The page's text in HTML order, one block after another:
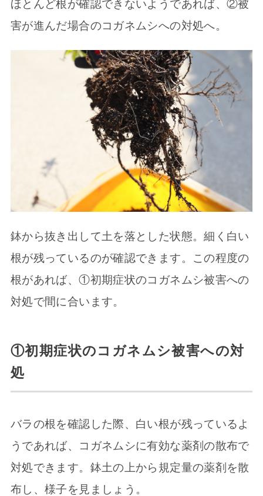
ほとんど根が確認できないようであれば、②被
害が進んだ場合のコガネムシへの対処へ。
鉢から抜き出して土を落とした状態。細く白い
根が残っているのが確認できます。この程度の
根があれば、①初期症状のコガネムシ被害への
対処で間に合います。
①初期症状のコガネムシ被害への対
処
バラの根を確認した際、白い根が残っているよ
うであれば、コガネムシに有効な薬剤の散布で
対処できます。鉢土の上から規定量の薬剤を散
布し、様子を見ましょう。